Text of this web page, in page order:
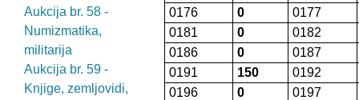
Aukcija br. 58 -
Numizmatika,
militarija
Aukcija br. 59 -
Knjige, zemljovidi,
0176
0
0177
0181
0
0182
0186
0
0187
0191
150
0192
0196
0
0197